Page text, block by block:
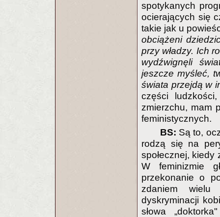
spotykanych
ocierających się
takie jak u
obciążeni
przy władzy. Ich
wydźwignęli
jeszcze myśleć,
świata przejdą w
części
zmierzchu, mam
feministycznych.
BS: Są to,
rodzą się na
społecznej,
W feminizmie
przekonanie o
zdaniem
dyskryminacji
słowa